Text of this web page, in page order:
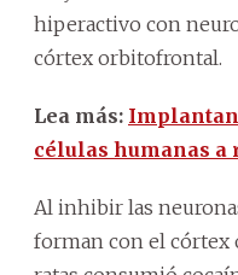
hiperactivo con
córtex orbitofrontal.
Lea más:
células humanas a
Al inhibir las
forman con el